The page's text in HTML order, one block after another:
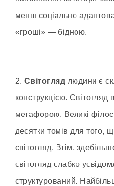
менш соціально
«гроші» — бідною.
2. Світогляд людини є
конструкцією.
метафорою. Великі
десятки томів для того,
світогляд. Втім,
світогляд слабко
структурований.